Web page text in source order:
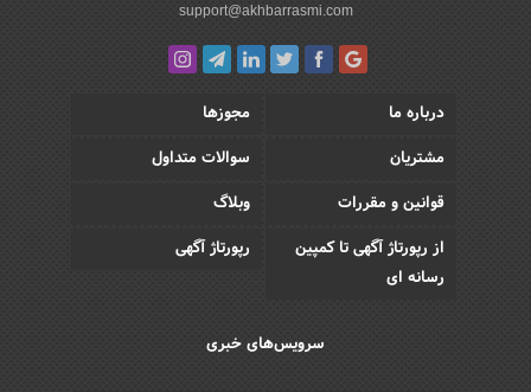
support@akhbarrasmi.com
درباره ما
مجوزها
مشتریان
سوالات متداول
قوانین و مقررات
وبلاگ
از رپورتاژ آگهی تا کمپین
رسانه ای
رپورتاژ آگهی
سرویس‌های خبری